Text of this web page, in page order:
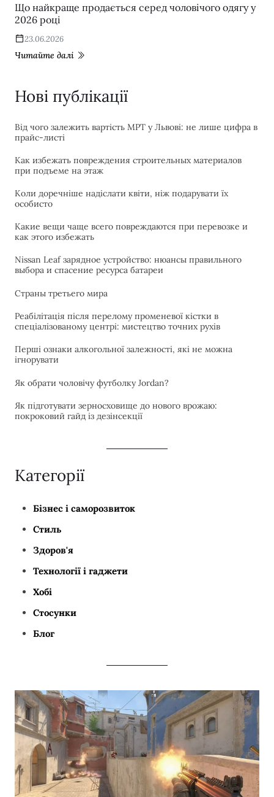
Що найкраще продається серед чоловічого одягу у
2026 році
23.06.2026
Читайте далі
Нові публікації
Від чого залежить вартість МРТ у Львові: не лише цифра в
прайс-листі
Как избежать повреждения строительных материалов
при подъеме на этаж
Коли доречніше надіслати квіти, ніж подарувати їх
особисто
Какие вещи чаще всего повреждаются при перевозке и
как этого избежать
Nissan Leaf зарядное устройство: нюансы правильного
выбора и спасение ресурса батареи
Страны третьего мира
Реабілітація після перелому променевої кістки в
спеціалізованому центрі: мистецтво точних рухів
Перші ознаки алкогольної залежності, які не можна
ігнорувати
Як обрати чоловічу футболку Jordan?
Як підготувати зерносховище до нового врожаю:
покроковий гайд із дезінсекції
Категорії
Бізнес і саморозвиток
Стиль
Здоров'я
Технології і гаджети
Хобі
Стосунки
Блог